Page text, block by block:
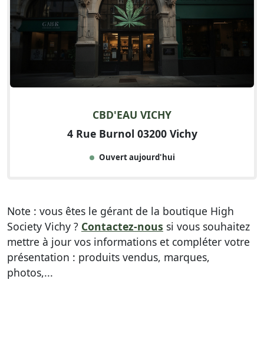
CBD'EAU VICHY
4 Rue Burnol 03200 Vichy
Ouvert aujourd'hui
Note : vous êtes le gérant de la boutique High
Society Vichy ? Contactez-nous si vous souhaitez
mettre à jour vos informations et compléter votre
présentation : produits vendus, marques,
photos,...